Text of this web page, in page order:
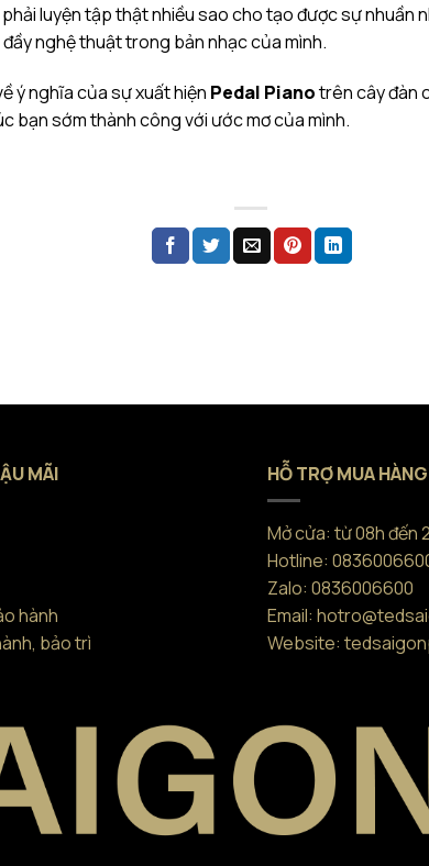
luyện tập thật nhiều sao cho tạo được sự nhuần
nghệ thuật trong bản nhạc của mình.
ý nghĩa của sự xuất hiện Pedal Pianotrên cây đàn
bạn sớm thành công với ước mơ của mình.
MÃI
hành
bảo trì
HỖ TRỢ MUA HÀNG
Mở cửa: từ 08h đến
Hotline:
Zalo: 0836006600
Email:
Website: